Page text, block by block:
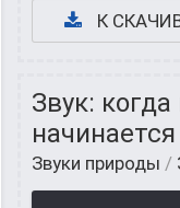
К
Звук:
Звуки природы /